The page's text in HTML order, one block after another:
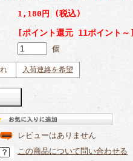
1,180円
(税込)
[ポイント還元 11ポイント～]
個
入荷連絡を希望
レビューはありません
この商品について問い合わせる